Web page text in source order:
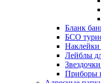
Бланк
БСО
Лейблы
Приборы